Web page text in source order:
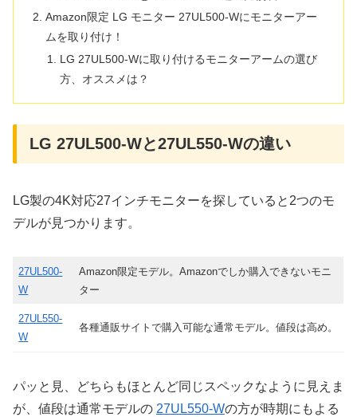
Amazon限定 LG モニター 27UL500-Wにモニターアー
ムを取り付け！
LG 27UL500-Wに取り付けるモニターアームの選び
方、オススメは？
LG 27UL500-Wと27UL550-Wの違い
LG製の4K対応27インチモニターを探していると2つのモ
デルが見つかります。
27UL500-
W
Amazon限定モデル。Amazonでしか購入できないモニ
ター
27UL550-
W
各種通販サイトで購入可能な通常モデル。値段は高め。
パッと見、どちらもほとんど同じスペックなように見えま
が、値段は通常モデルの 27UL550-Wの方が時期にもよる